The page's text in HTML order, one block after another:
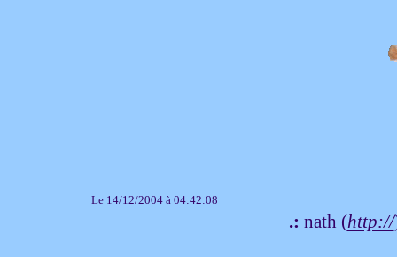
Le 14/12/2004 à 04:42:08
.: nath (http://